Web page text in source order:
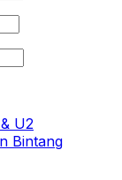
U2
Bintang